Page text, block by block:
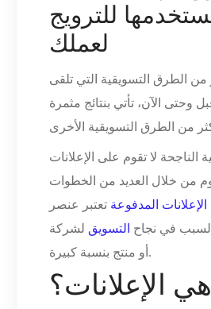
للترويج
لعملك
من الطرق التسويقية التي تلقى
وحتى الآن، تأتي بنتائج مثمرة
الناجحة لا تقوم على الإعلانات
من خلال العديد من الخطوات
الإعلانات المدفوعة تعتبر عنصر
في نجاح التسويق لشركة
أو منتج بنسبة كبيرة.
الإعلانات؟